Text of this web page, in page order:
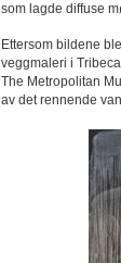
som lagde diffuse
Ettersom bildene
veggmaleri i
The Metropolitan
av det rennende